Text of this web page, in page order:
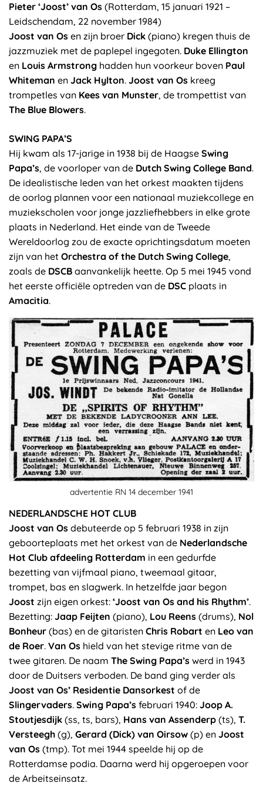
Pieter ‘Joost’ van Os (Rotterdam, 15 januari 1921 –
Leidschendam, 22 november 1984)
Joost van Os en zijn broer Dick (piano) kregen thuis de
jazzmuziek met de paplepel ingegoten. Duke Ellington
en Louis Armstrong hadden hun voorkeur boven Paul
Whiteman en Jack Hylton. Joost van Os kreeg
trompetles van Kees van Munster, de trompettist van
The Blue Blowers.
SWING PAPA’S
Hij kwam als 17-jarige in 1938 bij de Haagse Swing
Papa’s, de voorloper van de Dutch Swing College Band.
De idealistische leden van het orkest maakten tijdens
de oorlog plannen voor een nationaal muziekcollege en
muziekscholen voor jonge jazzliefhebbers in elke grote
plaats in Nederland. Het einde van de Tweede
Wereldoorlog zou de exacte oprichtingsdatum moeten
zijn van het Orchestra of the Dutch Swing College,
zoals de DSCB aanvankelijk heette. Op 5 mei 1945 vond
het eerste officiële optreden van de DSC plaats in
Amacitia.
advertentie RN 14 december 1941
NEDERLANDSCHE HOT CLUB
Joost van Os debuteerde op 5 februari 1938 in zijn
geboorteplaats met het orkest van de Nederlandsche
Hot Club afdeeling Rotterdam in een gedurfde
bezetting van vijfmaal piano, tweemaal gitaar,
trompet, bas en slagwerk. In hetzelfde jaar begon
Joost zijn eigen orkest: ‘Joost van Os and his Rhythm’.
Bezetting: Jaap Feijten (piano), Lou Reens (drums), Nol
Bonheur (bas) en de gitaristen Chris Robart en Leo van
de Roer. Van Os hield van het stevige ritme van de
twee gitaren. De naam The Swing Papa’s werd in 1943
door de Duitsers verboden. De band ging verder als
Joost van Os’ Residentie Dansorkest of de
Slingervaders. Swing Papa’s februari 1940: Joop A.
Stoutjesdijk (ss, ts, bars), Hans van Assenderp (ts), T.
Versteegh (g), Gerard (Dick) van Oirsow (p) en Joost
van Os (tmp). Tot mei 1944 speelde hij op de
Rotterdamse podia. Daarna werd hij opgeroepen voor
de Arbeitseinsatz.